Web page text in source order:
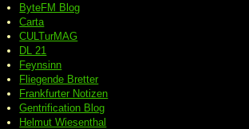
ByteFM Blog
Carta
CULTurMAG
DL 21
Feynsinn
Fliegende Bretter
Frankfurter Notizen
Gentrification Blog
Helmut Wiesenthal